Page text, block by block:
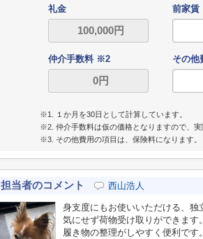
礼金 前家賃
仲介手数料 ※2
その
※1. １か月を30日として計算しています。
※2. 仲介手数料は仮の価格となりますので、
※3. その他費用の項目は、保険料になります。
担当者のコメント 西山浩人
身支度にもお使いいただける、
気にせず荷物受け取りができま
履き物の整理がしやすく便利で